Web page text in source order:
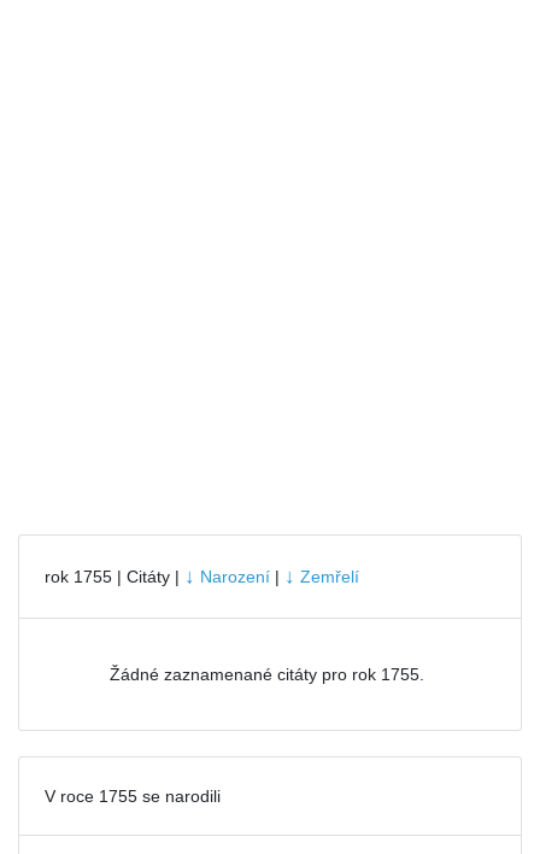
rok 1755 | Citáty | ↓ Narození | ↓ Zemřelí
Žádné zaznamenané citáty pro rok 1755.
V roce 1755 se narodili